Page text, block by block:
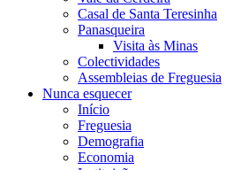
Casal de Santa Teresinha
Panasqueira
Visita às Minas
Colectividades
Assembleias de Freguesia
Nunca esquecer
Início
Freguesia
Demografia
Economia